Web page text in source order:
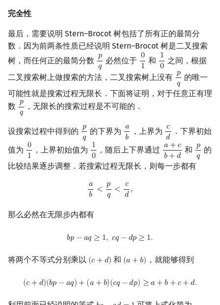
完全性
最后，需要说明 Stern–Brocot 树包括了所有正的最简分
数．因为前两条性质已经说明 Stern–Brocot 树是二叉搜索
树，而任何正的最简分数 𝑝
𝑞
pq必然位于 0
1
01 和 1
0
10 之间，根据
二叉搜索树上做搜索的方法，二叉搜索树上没有 𝑝
𝑞
pq 的唯一
可能性就是搜索过程无限长．下面将证明，对于任意正有理
数 𝑝
𝑞
pq ，无限长的搜索过程是不可能的．
设搜索过程中得到的 𝑝
𝑞
pq 的下界为 𝑎
𝑏
ab ，上界为 𝑐
𝑑
cd ．下界初始
值为 0
1
01 ，上界初始值为 1
0
10 ，随后上下界通过 𝑎+𝑐
𝑏+𝑑
a+cb+ d
和 𝑝
𝑞
pq的
比较结果逐步调整．若搜索过程无限长，则每一步都有
𝑎
𝑏 < 𝑝
𝑞 < 𝑐
𝑑 ,
a b< pq <c d,
那么必然在无限步内都有
𝑏𝑝 −𝑎𝑞 ≥ 1, 𝑐𝑞 −𝑑𝑝 ≥ 1.
bp−aq ≥1 cq −d p≥ 1.
将两个不等式分别乘以 (𝑐 +𝑑)
(c+d ) 和 (𝑎 +𝑏)
(a +b ) ，就能够得到
(𝑐 +𝑑)(𝑏𝑝 −𝑎𝑞) + (𝑎 +𝑏)(𝑐𝑞 −𝑑𝑝) ≥ 𝑎 +𝑏 +𝑐+𝑑.
(c+d)( bp− aq)+ (a+b)(cq−dp)≥a+b +c + d.